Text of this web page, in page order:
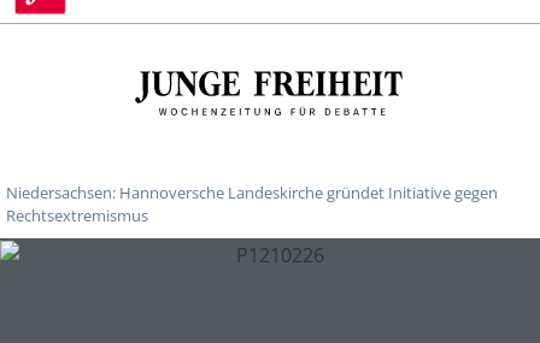
Niedersachsen: Hannoversche Landeskirche gründet Initiative gegen
Rechtsextremismus